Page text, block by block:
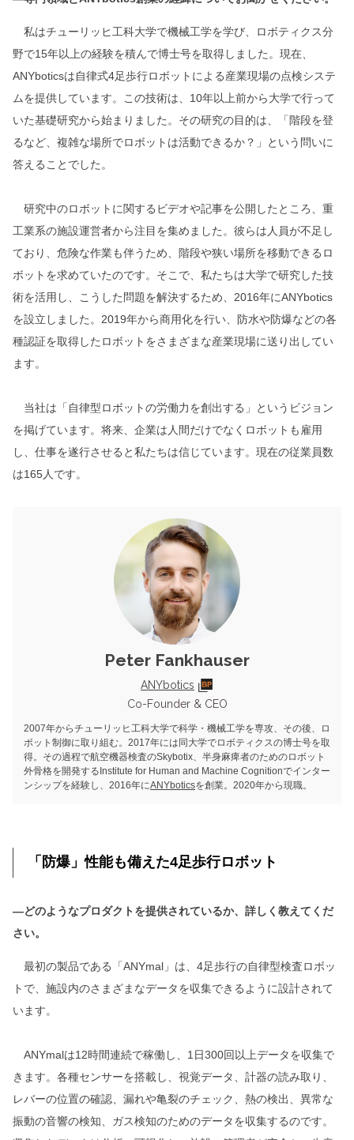
私はチューリッヒ工科大学で機械工学を学び、ロボティクス分
野で15年以上の経験を積んで博士号を取得しました。現在、
ANYboticsは自律式4足歩行ロボットによる産業現場の点検システ
ムを提供しています。この技術は、10年以上前から大学で行って
いた基礎研究から始まりました。その研究の目的は、「階段を登
るなど、複雑な場所でロボットは活動できるか？」という問いに
答えることでした。
研究中のロボットに関するビデオや記事を公開したところ、重
工業系の施設運営者から注目を集めました。彼らは人員が不足し
ており、危険な作業も伴うため、階段や狭い場所を移動できるロ
ボットを求めていたのです。そこで、私たちは大学で研究した技
術を活用し、こうした問題を解決するため、2016年にANYbotics
を設立しました。2019年から商用化を行い、防水や防爆などの各
種認証を取得したロボットをさまざまな産業現場に送り出してい
ます。
当社は「自律型ロボットの労働力を創出する」というビジョン
を掲げています。将来、企業は人間だけでなくロボットも雇用
し、仕事を遂行させると私たちは信じています。現在の従業員数
は165人です。
Peter Fankhauser
ANYbotics
Co-Founder & CEO
2007年からチューリッヒ工科大学で科学・機械工学を専攻、その後、ロ
ボット制御に取り組む。2017年には同大学でロボティクスの博士号を取
得。その過程で航空機器検査のSkybotix、半身麻痺者のためのロボット
外骨格を開発するInstitute for Human and Machine Cognitionでインター
ンシップを経験し、2016年にANYboticsを創業。2020年から現職。
「防爆」性能も備えた4足歩行ロボット
―どのようなプロダクトを提供されているか、詳しく教えてくだ
さい。
最初の製品である「ANYmal」は、4足歩行の自律型検査ロボッ
トで、施設内のさまざまなデータを収集できるように設計されて
います。
ANYmalは12時間連続で稼働し、1日300回以上データを収集で
きます。各種センサーを搭載し、視覚データ、計器の読み取り、
レバーの位置の確認、漏れや亀裂のチェック、熱の検出、異常な
振動の音響の検知、ガス検知のためのデータを収集するのです。